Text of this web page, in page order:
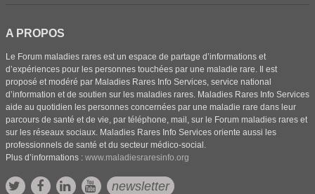
A PROPOS
Le Forum maladies rares est un espace de partage d’informations et
d’expériences pour les personnes touchées par une maladie rare. Il est
proposé et modéré par Maladies Rares Info Services, service national
d’information et de soutien sur les maladies rares. Maladies Rares Info Services
aide au quotidien les personnes concernées par une maladie rare dans leur
parcours de santé et de vie, par téléphone, mail, sur le Forum maladies rares et
sur les réseaux sociaux. Maladies Rares Info Services oriente aussi les
professionnels de santé et du secteur médico-social.
Plus d’informations : www.maladiesraresinfo.org
newsletter